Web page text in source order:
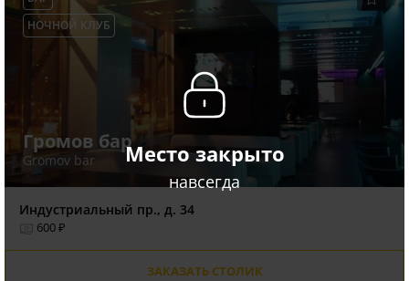
Место закрыто
навсегда
НОЧНОЙ КЛУБ
Громов бар
Gromov bar
Индустриальный пр., д. 34
600 ₽
ЗАКАЗАТЬ СТОЛИК